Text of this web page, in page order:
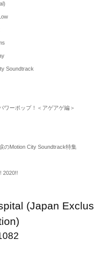
Soundtrack
ワーポップ！＜アゲアゲ編＞
のMotion City Soundtrack特集
2020!!
(Japan Exclus